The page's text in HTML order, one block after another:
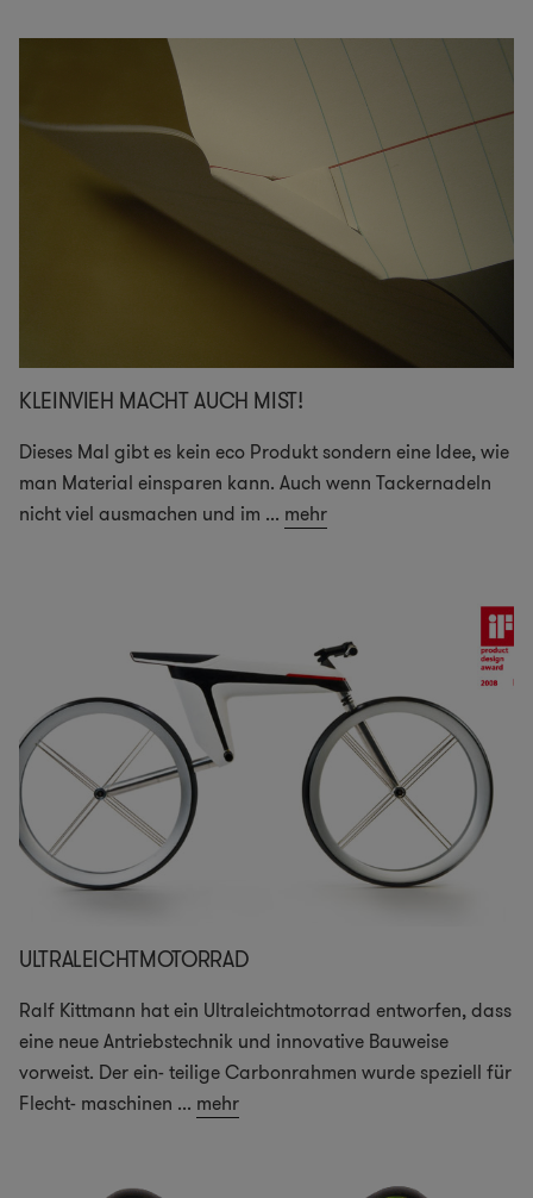
KLEINVIEH MACHT AUCH MIST!
Dieses Mal gibt es kein eco Produkt sondern eine Idee, wie
man Material einsparen kann. Auch wenn Tackernadeln
nicht viel ausmachen und im ... mehr
ULTRALEICHTMOTORRAD
Ralf Kittmann hat ein Ultraleichtmotorrad entworfen, dass
eine neue Antriebstechnik und innovative Bauweise
vorweist. Der ein- teilige Carbonrahmen wurde speziell für
Flecht- maschinen ... mehr